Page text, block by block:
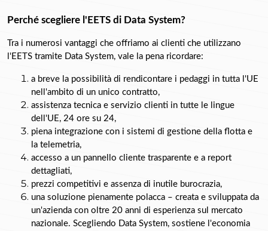
Perché scegliere l'EETS di Data System?
Tra i numerosi vantaggi che offriamo ai clienti che utilizzano
l'EETS tramite Data System, vale la pena ricordare:
a breve la possibilità di rendicontare i pedaggi in tutta l'UE
nell'ambito di un unico contratto,
assistenza tecnica e servizio clienti in tutte le lingue
dell'UE, 24 ore su 24,
piena integrazione con i sistemi di gestione della flotta e
la telemetria,
accesso a un pannello cliente trasparente e a report
dettagliati,
prezzi competitivi e assenza di inutile burocrazia,
una soluzione pienamente polacca – creata e sviluppata da
un'azienda con oltre 20 anni di esperienza sul mercato
nazionale. Scegliendo Data System, sostiene l'economia